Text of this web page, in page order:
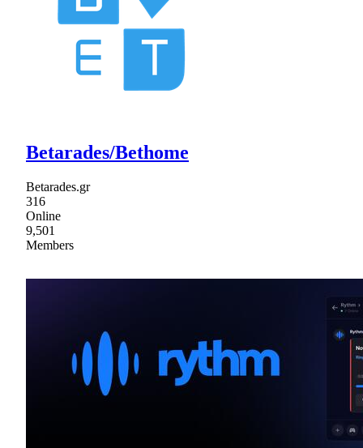
Betarades/Bethome
Betarades.gr
316
Online
9,501
Members